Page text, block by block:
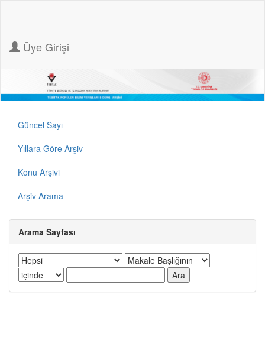
Üye Girişi
Güncel Sayı
Yıllara Göre Arşiv
Konu Arşivi
Arşiv Arama
Arama Sayfası